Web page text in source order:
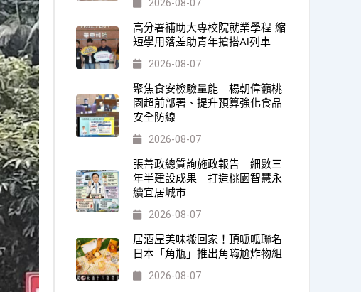
2026-08-07
高分署補助大專校院就業學程 縮
短學用落差助青年搶搭AI列車
2026-08-07
聚焦食安檢驗量能 楊朝偉籲桃
園超前部署、提升預算強化食品
安全防線
2026-08-07
張善政總質詢施政報告 細數三
年半建設成果 打造桃園智慧永
續宜居城市
2026-08-07
居酒屋美味搬回家！頂呱呱聯名
日本「角瓶」推出角嗨尬炸物組
2026-08-07